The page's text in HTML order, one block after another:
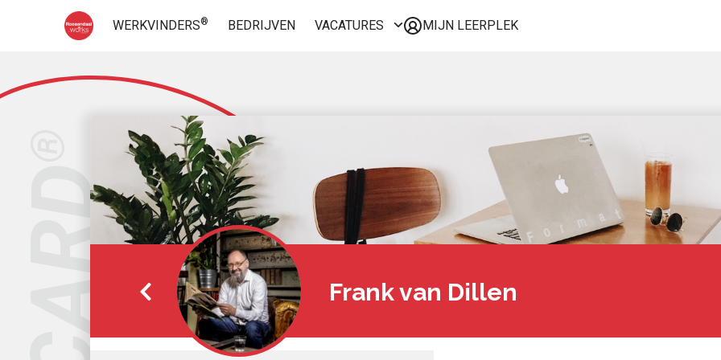
WERKVINDERS® BEDRIJVEN VACATURES MIJN LEERPLEK
Gestart
Afgerond
Certificaten
Overzicht profielen Frank van Dillen